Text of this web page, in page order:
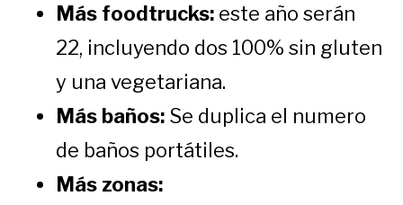
Más foodtrucks: este año serán
22, incluyendo dos 100% sin gluten
y una vegetariana.
Más baños: Se duplica el numero
de baños portátiles.
Más zonas: